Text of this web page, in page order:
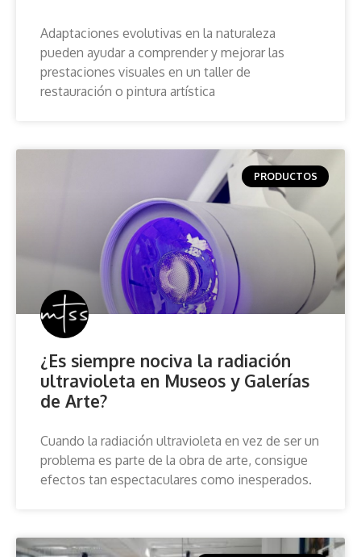
Adaptaciones evolutivas en la naturaleza
pueden ayudar a comprender y mejorar las
prestaciones visuales en un taller de
restauración o pintura artística
PRODUCTOS
¿Es siempre nociva la radiación
ultravioleta en Museos y Galerías
de Arte?
Cuando la radiación ultravioleta en vez de ser un
problema es parte de la obra de arte, consigue
efectos tan espectaculares como inesperados.